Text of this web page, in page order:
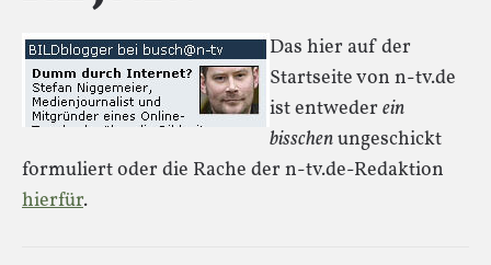
Das hier auf der
Startseite von n-tv.de
ist entweder ein
bisschenungeschickt
formuliert oder die Rache der n-tv.de-Redaktion
hierfür.